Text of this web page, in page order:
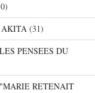
AKITA(31)
PENSEES DU
RETENAIT